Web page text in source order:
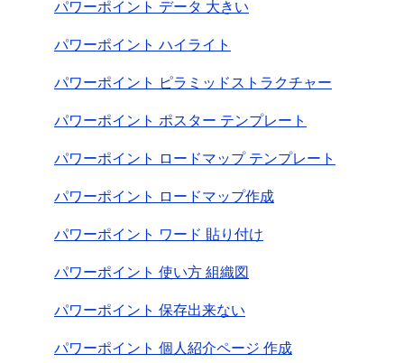
パワーポイント データ 大きい
パワーポイント ハイライト
パワーポイント ピラミッドストラクチャー
パワーポイント ポスター テンプレート
パワーポイント ロードマップ テンプレート
パワーポイント ロードマップ作成
パワーポイント ワード 貼り付け
パワーポイント 使い方 組織図
パワーポイント 保存出来ない
パワーポイント 個人紹介ページ 作成